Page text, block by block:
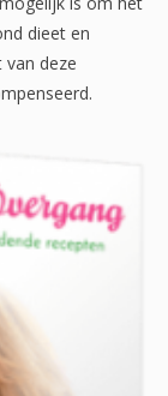
dieet en
deze